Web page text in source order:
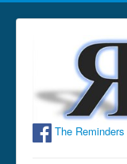
The Reminders